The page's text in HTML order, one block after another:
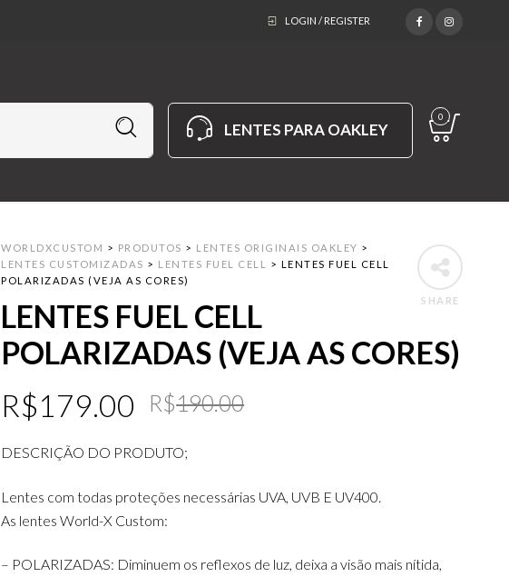
LOGIN / REGISTER
LENTES PARA OAKLEY
0
SHARE
WORLDXCUSTOM > PRODUTOS > LENTES ORIGINAIS OAKLEY >
LENTES CUSTOMIZADAS > LENTES FUEL CELL > LENTES FUEL CELL
POLARIZADAS (VEJA AS CORES)
LENTES FUEL CELL
POLARIZADAS (VEJA AS CORES)
R$190.00Original
R$190.00.
R$179.00
Current
R$179.00.
DESCRIÇÃO DO PRODUTO;
Lentes com todas proteções necessárias UVA, UVB E UV400.
As lentes World-X Custom:
– POLARIZADAS: Diminuem os reflexos de luz, deixa a visão mais nítida,